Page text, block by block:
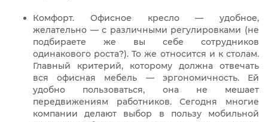
Комфорт. Офисное кресло — удобное,
желательно — с различными регулировками (не
подбираете же вы себе сотрудников
одинакового роста?). То же относится и к столам.
Главный критерий, которому должна отвечать
вся офисная мебель — эргономичность. Ей
удобно пользоваться, она не мешает
передвижениям работников. Сегодня многие
компании делают выбор в пользу мобильной